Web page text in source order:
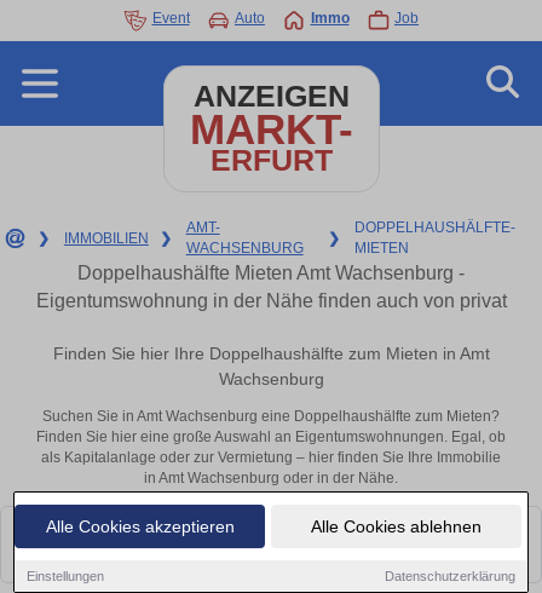
Alle Cookies akzeptieren Alle Cookies ablehnen
Einstellungen Datenschutzerklärung
Event Auto Immo Job
ANZEIGEN
MARKT-
ERFURT
❯ IMMOBILIEN ❯
AMT-
WACHSENBURG
❯
DOPPELHAUSHÄLFTE-
MIETEN
Doppelhaushälfte Mieten Amt Wachsenburg -
Eigentumswohnung in der Nähe finden auch von privat
Finden Sie hier Ihre Doppelhaushälfte zum Mieten in Amt
Wachsenburg
Suchen Sie in Amt Wachsenburg eine Doppelhaushälfte zum Mieten?
Finden Sie hier eine große Auswahl an Eigentumswohnungen. Egal, ob
als Kapitalanlage oder zur Vermietung – hier finden Sie Ihre Immobilie
in Amt Wachsenburg oder in der Nähe.
Leider konnten wir derzeit keine passenden Objekte finden. Schauen Sie